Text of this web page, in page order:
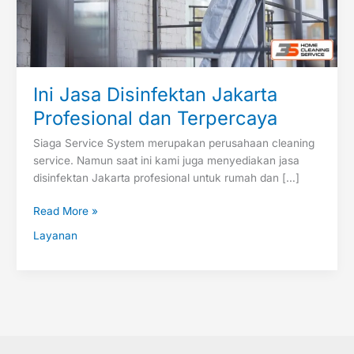
Ini Jasa Disinfektan Jakarta
Profesional dan Terpercaya
Siaga Service System merupakan perusahaan cleaning
service. Namun saat ini kami juga menyediakan jasa
disinfektan Jakarta profesional untuk rumah dan […]
Read More »
Layanan